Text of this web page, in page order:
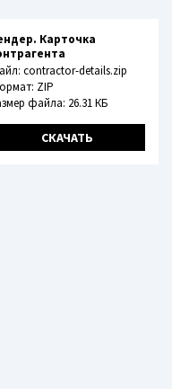
Карточка
contractor-details.zip
ZIP
файла: 26.31 КБ
СКАЧАТЬ